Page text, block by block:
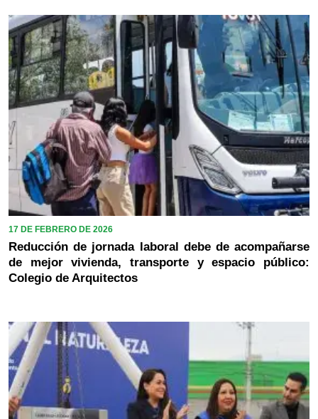
17 DE FEBRERO DE 2026
Reducción de jornada laboral debe de acompañarse
de mejor vivienda, transporte y espacio público:
Colegio de Arquitectos